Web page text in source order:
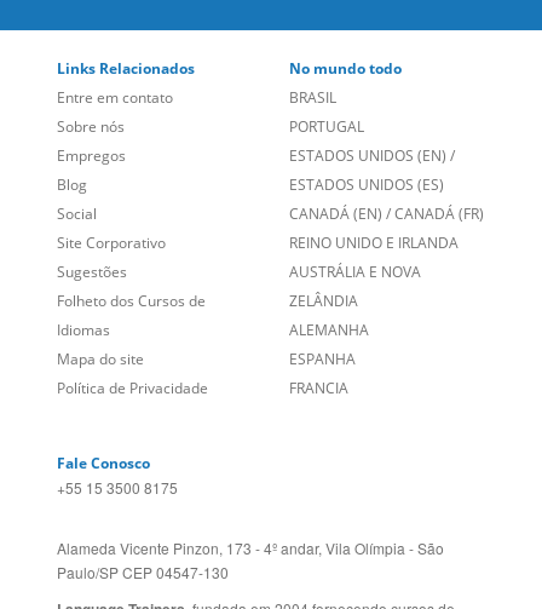
Links Relacionados
Entre em contato
Sobre nós
Empregos
Blog
Social
Site Corporativo
Sugestões
Folheto dos Cursos de
Idiomas
Mapa do site
No mundo todo
BRASIL
PORTUGAL
ESTADOS UNIDOS (EN)
ESTADOS UNIDOS (ES)
CANADÁ (EN) / CANADÁ (FR)
REINO UNIDO E IRLANDA
AUSTRÁLIA E NOVA
ZELÂNDIA
ALEMANHA
ESPANHA
Fale Conosco
Alameda Vicente Pinzon, 173 - 4º andar, Vila Olímpia - São
Paulo/SP CEP 04547-130